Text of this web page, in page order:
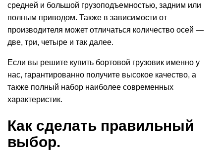
средней и большой грузоподъемностью, задним или
полным приводом. Также в зависимости от
производителя может отличаться количество осей —
две, три, четыре и так далее.
Если вы решите купить бортовой грузовик именно у
нас, гарантированно получите высокое качество, а
также полный набор наиболее современных
характеристик.
Как сделать правильный
выбор.